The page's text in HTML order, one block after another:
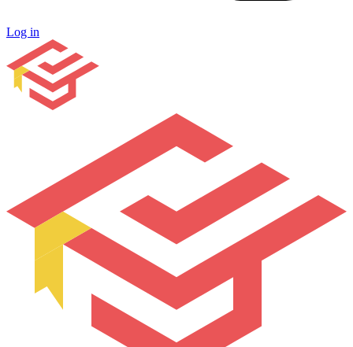
Log in